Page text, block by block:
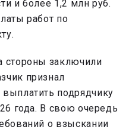
и более 1,2 млн руб.
работ по
стороны заключили
признал
подрядчику
года. В свою очередь
о взыскании